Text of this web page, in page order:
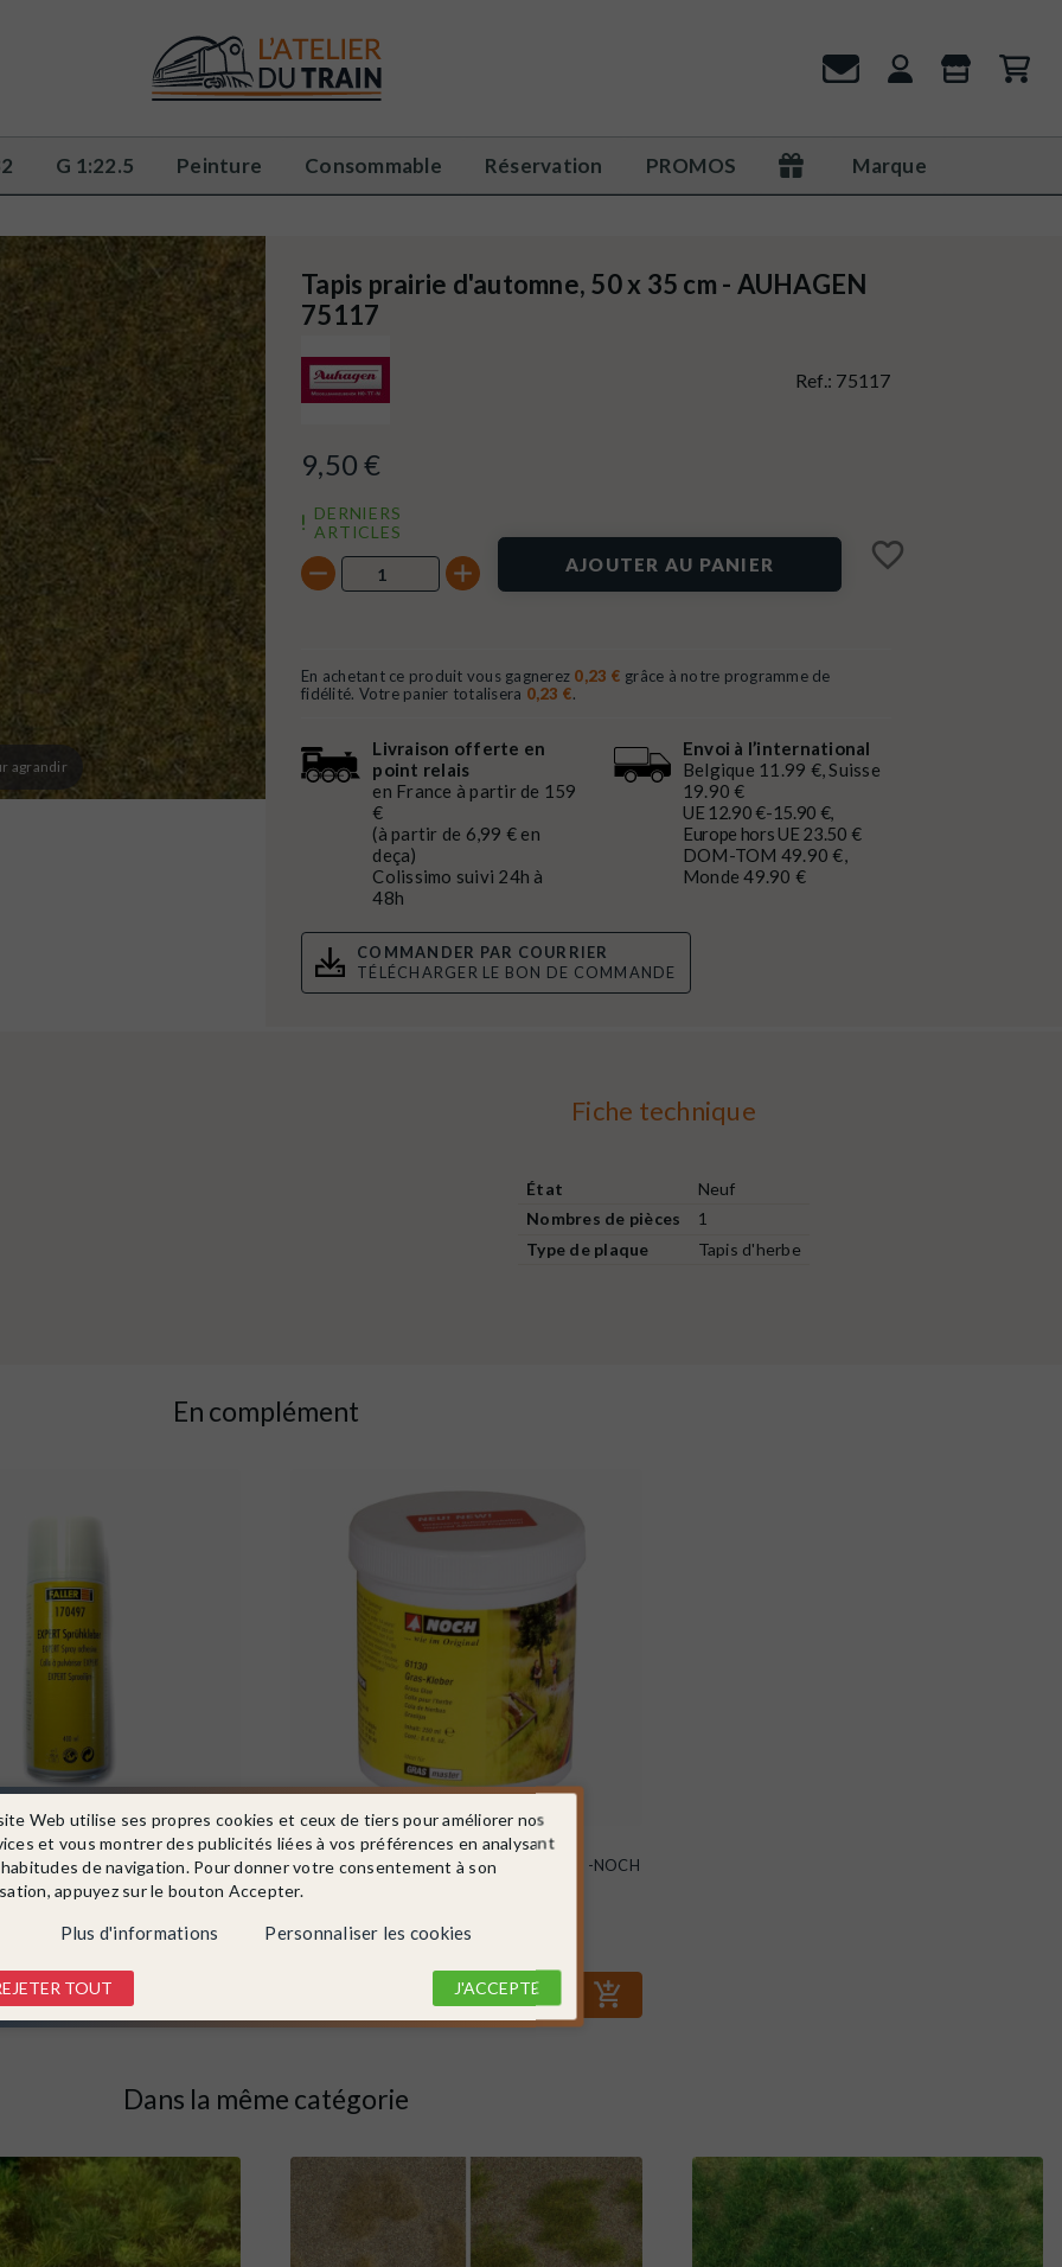
G 1:22.5 Peinture Consommable Réservation PROMOS Marque
agrandir
Tapis prairie d'automne, 50 x 35 cm - AUHAGEN
75117
Ref.: 75117
9,50 €
DERNIERS
ARTICLES
AJOUTER AU PANIER favorite_border
En achetant ce produit vous gagnerez 0,23 € grâce à notre programme de
fidélité. Votre panier totalisera 0,23 €.
Livraison offerte en
point relais
en France à partir de 159
€
(à partir de 6,99 € en
deça)
Colissimo suivi 24h à
48h
Envoi à l’international
Belgique 11.99 €, Suisse
19.90 €
UE 12.90 €-15.90 €,
Europe hors UE 23.50 €
DOM-TOM 49.90 €,
Monde 49.90 €
COMMANDER PAR COURRIER
TÉLÉCHARGER LE BON DE COMMANDE
Fiche technique
État
Neuf
Nombres de pièces
1
Type de plaque
Tapis d'herbe
En complément
élastique et incolore
NOCH Ref. 61130
Colle pour flocage, herbe et ballast 250g -NOCH
61130
10,79 €
DÉTAIL
Dans la même catégorie
Web utilise ses propres cookies et ceux de tiers pour améliorer nos
et vous montrer des publicités liées à vos préférences en analysant
de navigation. Pour donner votre consentement à son
appuyez sur le bouton Accepter.
Plus d'informations Personnaliser les cookies
TOUT J'ACCEPTE